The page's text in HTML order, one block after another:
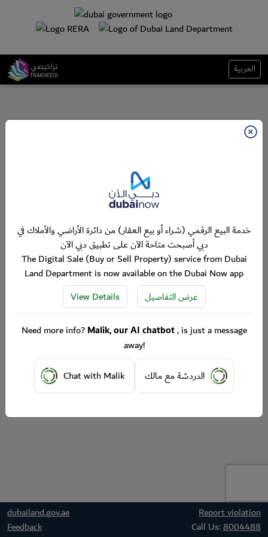
العربية
dubailand.gov.ae
Report violation
Feedback
Call Us:8004488
خدمة البيع الرقمي (شراء أو بيع العقار) من دائرة الأراضي والأملاك في
دبي أصبحت متاحة الآن على تطبيق دبي الآن
The Digital Sale (Buy or Sell Property) service from Dubai
Land Department is now available on the Dubai Now app
View Details
عرض التفاصيل
Need more info?Malik, our AI chatbot, is just a message
away!
Chat with Malik
الدردشة مع مالك